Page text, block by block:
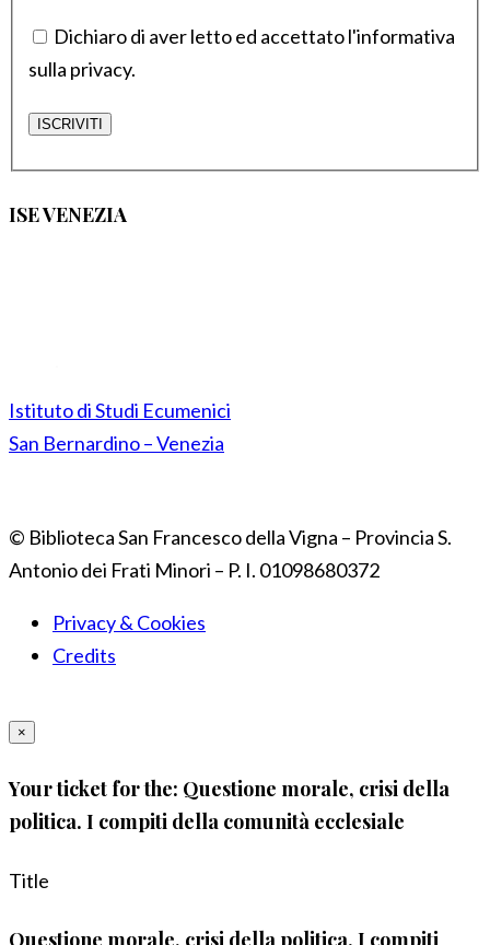
Dichiaro di aver letto ed accettato l'informativa
sulla privacy.
ISE VENEZIA
Istituto di Studi Ecumenici
San Bernardino – Venezia
© Biblioteca San Francesco della Vigna – Provincia S.
Antonio dei Frati Minori – P. I. 01098680372
Privacy & Cookies
Credits
×
Your ticket for the: Questione morale, crisi della
politica. I compiti della comunità ecclesiale
Title
Questione morale, crisi della politica. I compiti